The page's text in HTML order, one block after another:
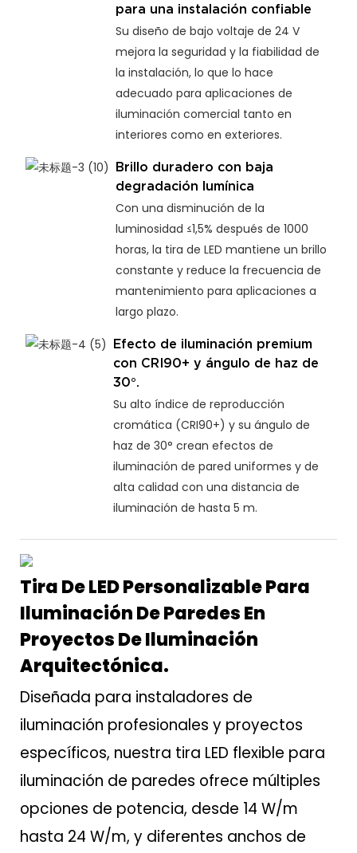
para una instalación confiable
Su diseño de bajo voltaje de 24 V
mejora la seguridad y la fiabilidad de
la instalación, lo que lo hace
adecuado para aplicaciones de
iluminación comercial tanto en
interiores como en exteriores.
Brillo duradero con baja
degradación lumínica
Con una disminución de la
luminosidad ≤1,5% después de 1000
horas, la tira de LED mantiene un brillo
constante y reduce la frecuencia de
mantenimiento para aplicaciones a
largo plazo.
Efecto de iluminación premium
con CRI90+ y ángulo de haz de
30°.
Su alto índice de reproducción
cromática (CRI90+) y su ángulo de
haz de 30° crean efectos de
iluminación de pared uniformes y de
alta calidad con una distancia de
iluminación de hasta 5 m.
Tira De LED Personalizable Para
Iluminación De Paredes En
Proyectos De Iluminación
Arquitectónica.
Diseñada para instaladores de
iluminación profesionales y proyectos
específicos, nuestra tira LED flexible para
iluminación de paredes ofrece múltiples
opciones de potencia, desde 14 W/m
hasta 24 W/m, y diferentes anchos de